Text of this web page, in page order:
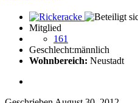
Mitglied
161
Geschlecht:männlich
Wohnbereich: Neustadt